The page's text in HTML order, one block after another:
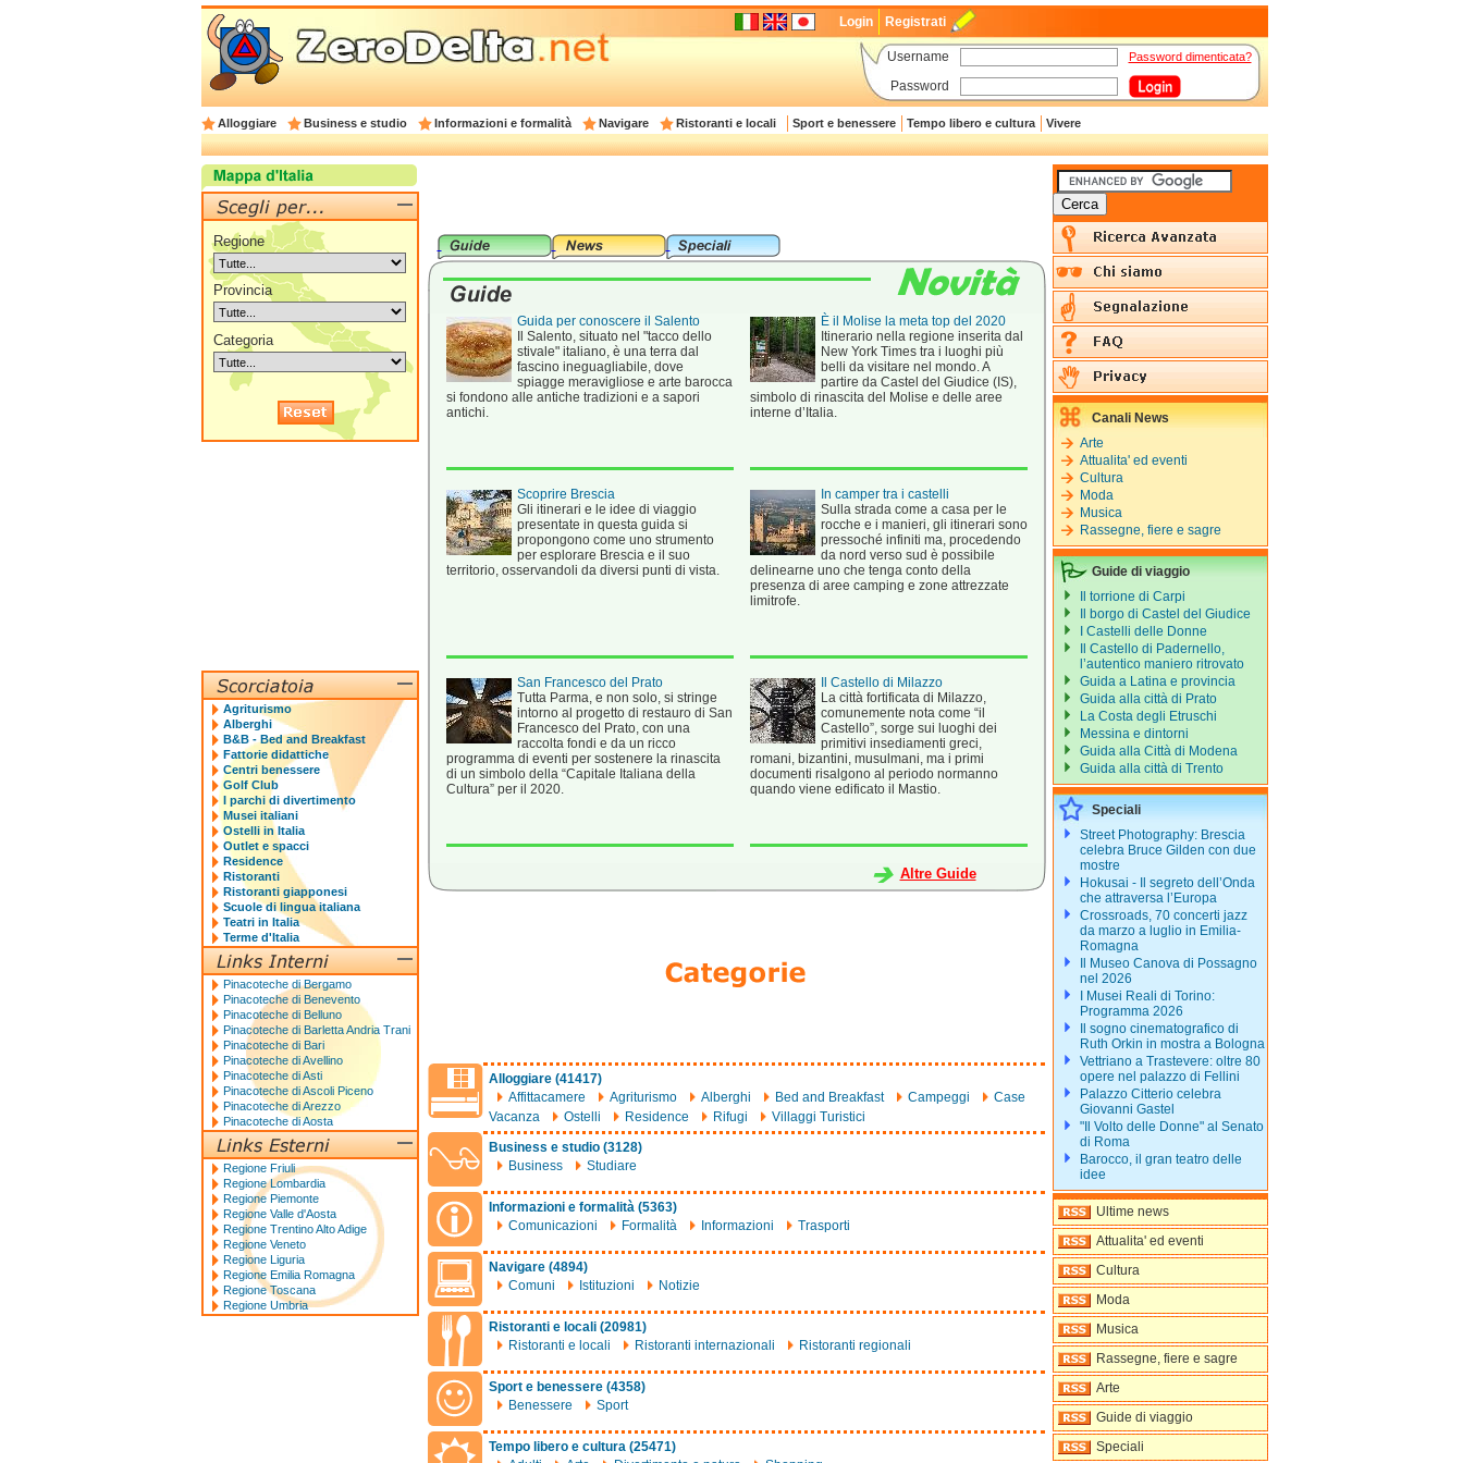
Login Registrati
Username Password dimenticata?
Password
Alloggiare Business e studio Informazioni e formalità Navigare Ristoranti e locali Sport e benessere Tempo libero e cultura Vivere
Guida per conoscere il Salento
Il Salento, situato nel "tacco dello
stivale" italiano, è una terra dal
fascino ineguagliabile, dove
spiagge meravigliose e arte barocca
si fondono alle antiche tradizioni e a sapori
antichi.
È il Molise la meta top del 2020
Itinerario nella regione inserita dal
New York Times tra i luoghi più
belli da visitare nel mondo. A
partire da Castel del Giudice (IS),
simbolo di rinascita del Molise e delle aree
interne d’Italia.
Scoprire Brescia
Gli itinerari e le idee di viaggio
presentate in questa guida si
propongono come uno strumento
per esplorare Brescia e il suo
territorio, osservandoli da diversi punti di vista.
In camper tra i castelli
Sulla strada come a casa per le
rocche e i manieri, gli itinerari sono
pressoché infiniti ma, procedendo
da nord verso sud è possibile
delinearne uno che tenga conto della
presenza di aree camping e zone attrezzate
limitrofe.
San Francesco del Prato
Tutta Parma, e non solo, si stringe
intorno al progetto di restauro di San
Francesco del Prato, con una
raccolta fondi e da un ricco
programma di eventi per sostenere la rinascita
di un simbolo della “Capitale Italiana della
Cultura” per il 2020.
Il Castello di Milazzo
La città fortificata di Milazzo,
comunemente nota come “il
Castello”, sorge sui luoghi dei
primitivi insediamenti greci,
romani, bizantini, musulmani, ma i primi
documenti risalgono al periodo normanno
quando viene edificato il Mastio.
Altre Guide
Alloggiare (41417)
Affittacamere
Agriturismo Alberghi Bed and Breakfast Campeggi
Case
Vacanza
Ostelli Residence Rifugi
Villaggi Turistici
Business e studio (3128)
Business
Studiare
Informazioni e formalità (5363)
Comunicazioni
Formalità Informazioni Trasporti
Navigare (4894)
Comuni
Istituzioni Notizie
Ristoranti e locali (20981)
Ristoranti e locali
Ristoranti internazionali Ristoranti regionali
Sport e benessere (4358)
Benessere
Sport
Tempo libero e cultura (25471)
Canali News
Arte
Attualita' ed eventi
Cultura
Moda
Musica
Rassegne, fiere e sagre
Guide di viaggio
Il torrione di Carpi
Il borgo di Castel del Giudice
I Castelli delle Donne
Il Castello di Padernello,
l’autentico maniero ritrovato
Guida a Latina e provincia
Guida alla città di Prato
La Costa degli Etruschi
Messina e dintorni
Guida alla Città di Modena
Guida alla città di Trento
Speciali
Street Photography: Brescia
celebra Bruce Gilden con due
mostre
Hokusai - Il segreto dell’Onda
che attraversa l’Europa
Crossroads, 70 concerti jazz
da marzo a luglio in Emilia-
Romagna
Il Museo Canova di Possagno
nel 2026
I Musei Reali di Torino:
Programma 2026
Il sogno cinematografico di
Ruth Orkin in mostra a Bologna
Vettriano a Trastevere: oltre 80
opere nel palazzo di Fellini
Palazzo Citterio celebra
Giovanni Gastel
"Il Volto delle Donne" al Senato
di Roma
Barocco, il gran teatro delle
idee
Ultime news
Attualita' ed eventi
Cultura
Moda
Musica
Rassegne, fiere e sagre
Arte
Guide di viaggio
Speciali
Regione
Provincia
Categoria
Agriturismo
Alberghi
B&B - Bed and Breakfast
Fattorie didattiche
Centri benessere
Golf Club
I parchi di divertimento
Musei italiani
Ostelli in Italia
Outlet e spacci
Residence
Ristoranti
Ristoranti giapponesi
Scuole di lingua italiana
Teatri in Italia
Terme d'Italia
Pinacoteche di Bergamo
Pinacoteche di Benevento
Pinacoteche di Belluno
Pinacoteche di Barletta Andria Trani
Pinacoteche di Bari
Pinacoteche di Avellino
Pinacoteche di Asti
Pinacoteche di Ascoli Piceno
Pinacoteche di Arezzo
Pinacoteche di Aosta
Regione Friuli
Regione Lombardia
Regione Piemonte
Regione Valle d'Aosta
Regione Trentino Alto Adige
Regione Veneto
Regione Liguria
Regione Emilia Romagna
Regione Toscana
Regione Umbria